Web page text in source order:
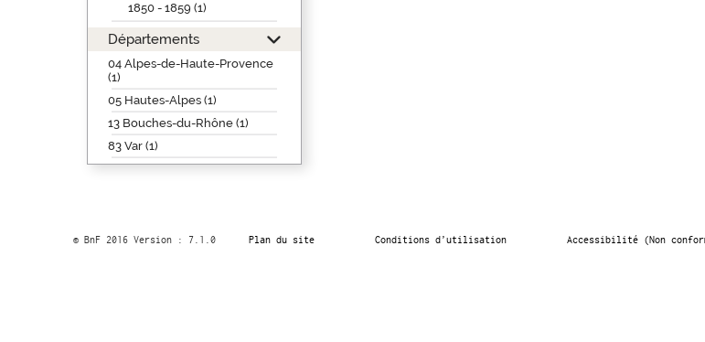
1850 - 1859 (1)
Départements
04 Alpes-de-Haute-Provence
(1)
05 Hautes-Alpes (1)
13 Bouches-du-Rhône (1)
83 Var (1)
© BnF 2016 Version : 7.1.0 Plan du site Conditions d’utilisation Accessibilité (Non